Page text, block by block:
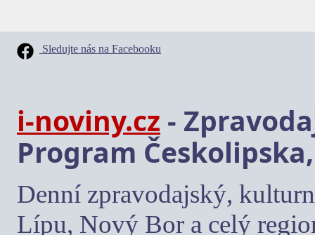
Sledujte nás na Facebooku
i-noviny.cz -
Program
Denní zpravodajský,
Lípu, Nový Bor a celý